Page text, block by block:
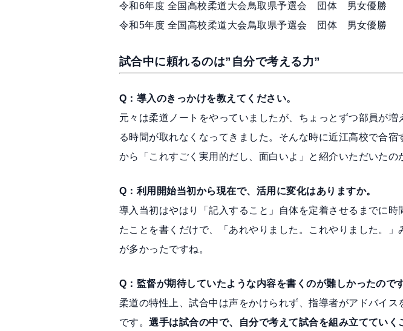
令和6年度 全国高校柔道大会鳥取県予選会 団体 男女優勝
令和5年度 全国高校柔道大会鳥取県予選会 団体 男女優勝
試合中に頼れるのは”自分で考える力”
Q：導入のきっかけを教えてください。
元々は柔道ノートをやっていましたが、ちょっとずつ部員が
る時間が取れなくなってきました。そんな時に近江高校で合
から「これすごく実用的だし、面白いよ」と紹介いただいたの
Q：利用開始当初から現在で、活用に変化はありますか。
導入当初はやはり「記入すること」自体を定着させるまでに
たことを書くだけで、「あれやりました。これやりました。
が多かったですね。
Q：監督が期待していたような内容を書くのが難しかったので
柔道の特性上、試合中は声をかけられず、指導者がアドバイ
です。選手は試合の中で、自分で考えて試合を組み立てていく